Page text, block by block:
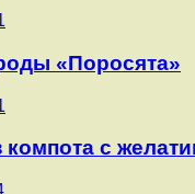
«Поросята»
с